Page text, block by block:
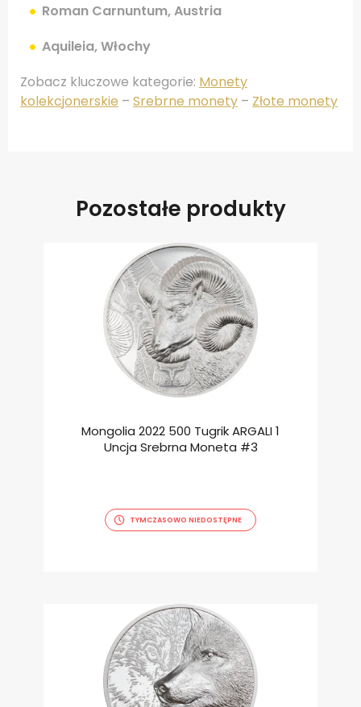
Roman Carnuntum, Austria
Aquileia, Włochy
Zobacz kluczowe kategorie: Monety
kolekcjonerskie – Srebrne monety – Złote monety
Pozostałe produkty
Mongolia 2022 500 Tugrik ARGALI 1
Uncja Srebrna Moneta #3
TYMCZASOWO NIEDOSTĘPNE